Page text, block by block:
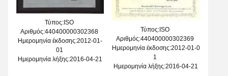
Τύπος:ISO
Αριθμός:440400000302368
Ημερομηνία έκδοσης:2012-01-
01
Ημερομηνία λήξης:2016-04-21
Τύπος:ISO
Αριθμός:440400000302369
Ημερομηνία έκδοσης:2012-01-0
1
Ημερομηνία λήξης:2016-04-21